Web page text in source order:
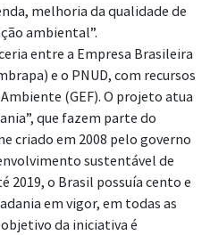
melhoria da qualidade de
ambiental”.
entre a Empresa Brasileira
e o PNUD, com recursos
(GEF). O projeto atua
que fazem parte do
criado em 2008 pelo governo
sustentável de
2019, o Brasil possuía cento e
em vigor, em todas as
da iniciativa é